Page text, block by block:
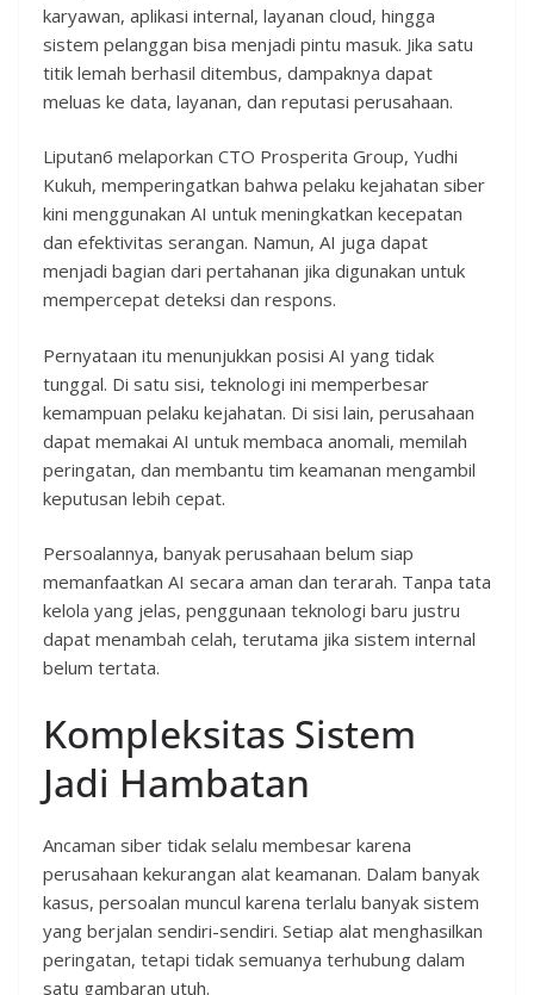
karyawan, aplikasi internal, layanan cloud, hingga
sistem pelanggan bisa menjadi pintu masuk. Jika satu
titik lemah berhasil ditembus, dampaknya dapat
meluas ke data, layanan, dan reputasi perusahaan.
Liputan6 melaporkan CTO Prosperita Group, Yudhi
Kukuh, memperingatkan bahwa pelaku kejahatan siber
kini menggunakan AI untuk meningkatkan kecepatan
dan efektivitas serangan. Namun, AI juga dapat
menjadi bagian dari pertahanan jika digunakan untuk
mempercepat deteksi dan respons.
Pernyataan itu menunjukkan posisi AI yang tidak
tunggal. Di satu sisi, teknologi ini memperbesar
kemampuan pelaku kejahatan. Di sisi lain, perusahaan
dapat memakai AI untuk membaca anomali, memilah
peringatan, dan membantu tim keamanan mengambil
keputusan lebih cepat.
Persoalannya, banyak perusahaan belum siap
memanfaatkan AI secara aman dan terarah. Tanpa tata
kelola yang jelas, penggunaan teknologi baru justru
dapat menambah celah, terutama jika sistem internal
belum tertata.
Kompleksitas Sistem
Jadi Hambatan
Ancaman siber tidak selalu membesar karena
perusahaan kekurangan alat keamanan. Dalam banyak
kasus, persoalan muncul karena terlalu banyak sistem
yang berjalan sendiri-sendiri. Setiap alat menghasilkan
peringatan, tetapi tidak semuanya terhubung dalam
satu gambaran utuh.